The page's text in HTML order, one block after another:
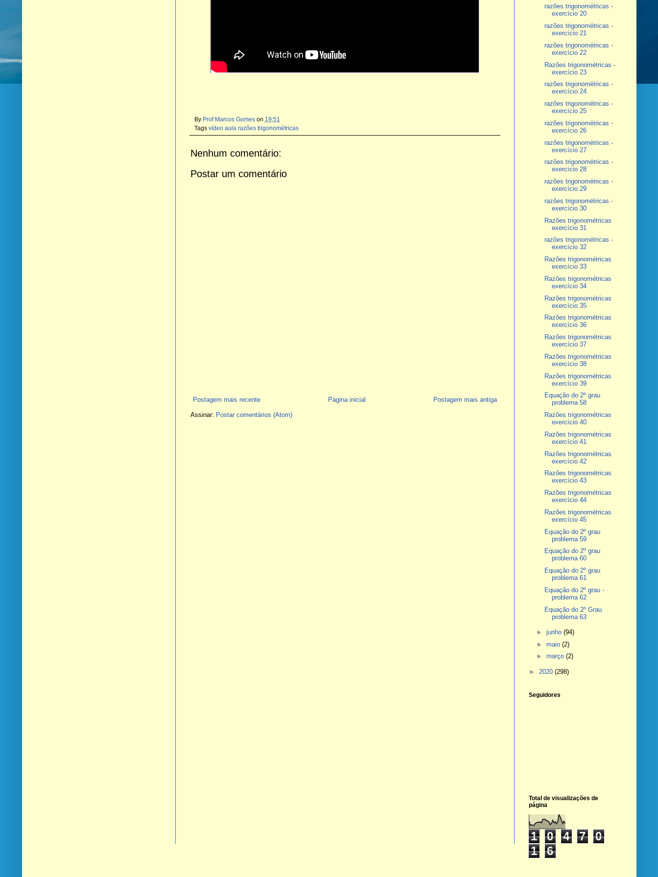
By Prof Marcos Gomes on 19:51
Tags vídeo aula razões trigonométricas
Nenhum comentário:
Postar um comentário
Postagem mais recente Postagem mais antiga
Página inicial
Assinar: Postar comentários (Atom)
razões trigonométricas -
exercício 20
razões trigonométricas -
exercício 21
razões trigonométricas -
exercício 22
Razões trigonométricas -
exercício 23
razões trigonométricas -
exercício 24
razões trigonométricas -
exercício 25
razões trigonométricas -
exercício 26
razões trigonométricas -
exercício 27
razões trigonométricas -
exercício 28
razões trigonométricas -
exercício 29
razões trigonométricas -
exercício 30
Razões trigonométricas
exercício 31
razões trigonométricas -
exercício 32
Razões trigonométricas
exercício 33
Razões trigonométricas
exercício 34
Razões trigonométricas
exercício 35
Razões trigonométricas
exercício 36
Razões trigonométricas
exercício 37
Razões trigonométricas
exercício 38
Razões trigonométricas
exercício 39
Equação do 2º grau
problema 58
Razões trigonométricas
exercício 40
Razões trigonométricas
exercício 41
Razões trigonométricas
exercício 42
Razões trigonométricas
exercício 43
Razões trigonométricas
exercício 44
Razões trigonométricas
exercício 45
Equação do 2º grau
problema 59
Equação do 2º grau
problema 60
Equação do 2º grau
problema 61
Equação do 2º grau -
problema 62
Equação do 2º Grau
problema 63
►junho(94)
►maio(2)
►março(2)
► 2020 (298)
Seguidores
Total de visualizações de
página
1 0 4 7
0
1
6